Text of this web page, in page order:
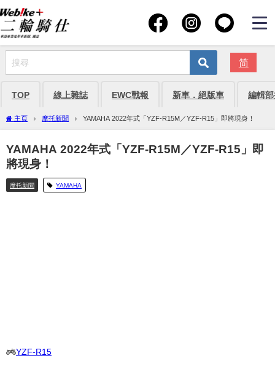
简
TOP 線上雜誌 EWC戰報 新車．絕版車 編輯
主頁 摩托新聞 YAMAHA 2022年式「YZF-R15M／YZF-R15」即將現身！
YAMAHA 2022年式「YZF-R15M／YZF-R15」即
將現身！
摩托新聞 YAMAHA
YZF-R15